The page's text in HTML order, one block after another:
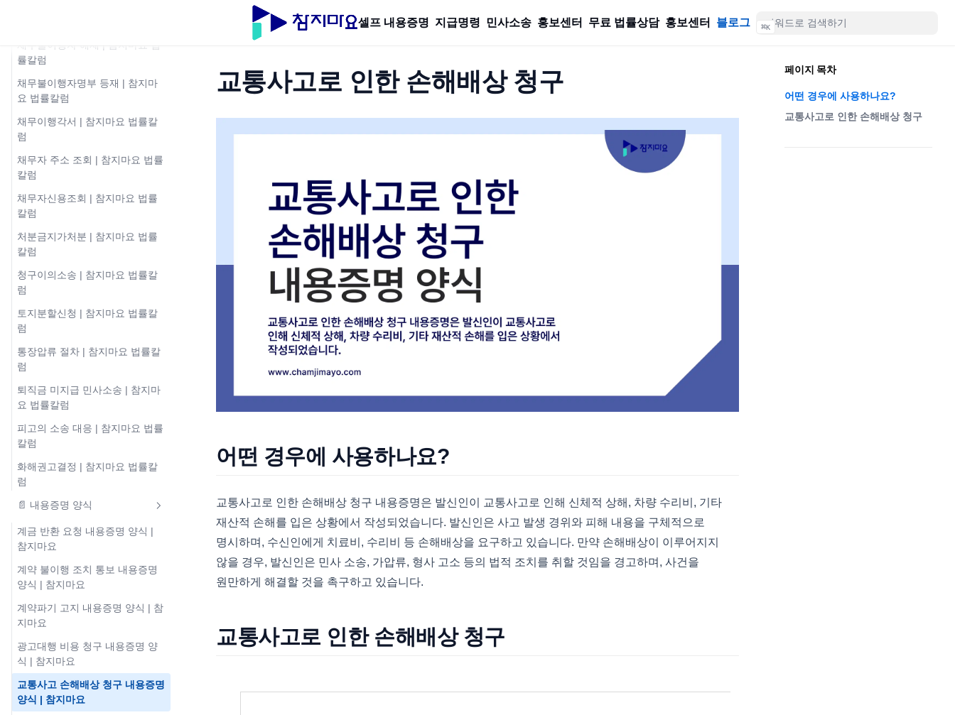
셀프 내용증명 지급명령 민사소송 홍보센터 무료 법률상담 홍보센터 블로그 ⌘K
률칼럼
채무불이행자명부 등재 | 참지마
요 법률칼럼
채무이행각서 | 참지마요 법률칼
럼
채무자 주소 조회 | 참지마요 법률
칼럼
채무자신용조회 | 참지마요 법률
칼럼
처분금지가처분 | 참지마요 법률
칼럼
청구이의소송 | 참지마요 법률칼
럼
토지분할신청 | 참지마요 법률칼
럼
통장압류 절차 | 참지마요 법률칼
럼
퇴직금 미지급 민사소송 | 참지마
요 법률칼럼
피고의 소송 대응 | 참지마요 법률
칼럼
화해권고결정 | 참지마요 법률칼
럼
📄 내용증명 양식
계금 반환 요청 내용증명 양식 |
참지마요
계약 불이행 조치 통보 내용증명
양식 | 참지마요
계약파기 고지 내용증명 양식 | 참
지마요
광고대행 비용 청구 내용증명 양
식 | 참지마요
교통사고 손해배상 청구 내용증명
양식 | 참지마요
페이지 목차
어떤 경우에 사용하나요?
교통사고로 인한 손해배상 청구
교통사고로 인한 손해배상 청구
어떤 경우에 사용하나요?
교통사고로 인한 손해배상 청구 내용증명은 발신인이 교통사고로 인해 신체적 상해, 차량 수리비, 기타
재산적 손해를 입은 상황에서 작성되었습니다. 발신인은 사고 발생 경위와 피해 내용을 구체적으로
명시하며, 수신인에게 치료비, 수리비 등 손해배상을 요구하고 있습니다. 만약 손해배상이 이루어지지
않을 경우, 발신인은 민사 소송, 가압류, 형사 고소 등의 법적 조치를 취할 것임을 경고하며, 사건을
원만하게 해결할 것을 촉구하고 있습니다.
교통사고로 인한 손해배상 청구